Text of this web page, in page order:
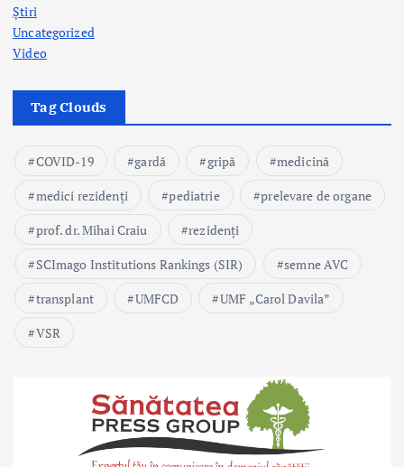
Știri
Uncategorized
Video
Tag Clouds
COVID-19 gardă gripă
medicină
medici rezidenți
pediatrie
prelevare de organe
prof. dr. Mihai Craiu
rezidenți
SCImago Institutions Rankings (SIR)
semne AVC
transplant
UMFCD
UMF „Carol Davila”
VSR